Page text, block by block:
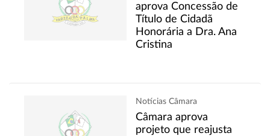
aprova Concessão de
Título de Cidadã
Honorária a Dra. Ana
Cristina
Notícias Câmara
Câmara aprova
projeto que reajusta